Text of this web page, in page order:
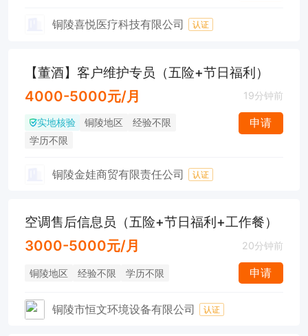
铜陵喜悦医疗科技有限公司 认证
【董酒】客户维护专员（五险+节日福利）
4000-5000元/月 19分钟前
实地核验 铜陵地区
经验不限
学历不限
申请
铜陵金娃商贸有限责任公司 认证
空调售后信息员（五险+节日福利+工作餐）
3000-5000元/月 20分钟前
铜陵地区 经验不限 学历不限 申请
铜陵市恒文环境设备有限公司 认证